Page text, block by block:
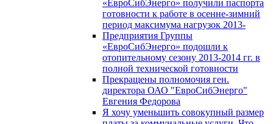
«ЕвроСибЭнерго» получили паспорта
готовности к работе в осенне-зимний
период максимума нагрузок 2013-
Предприятия Группы
«ЕвроСибЭнерго» подошли к
отопительному сезону 2013-2014 гг. в
полной технической готовности
Прекращены полномочия ген.
директора ОАО "ЕвроСибЭнерго"
Евгения Федорова
Я хочу уменьшить совокупный размер